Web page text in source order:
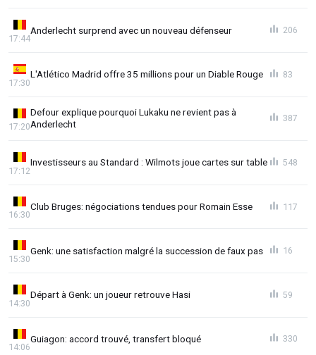
Anderlecht surprend avec un nouveau défenseur
17:44
206
L'Atlético Madrid offre 35 millions pour un Diable Rouge
17:30
83
Defour explique pourquoi Lukaku ne revient pas à
Anderlecht
17:20
387
Investisseurs au Standard : Wilmots joue cartes sur table
17:12
548
Club Bruges: négociations tendues pour Romain Esse
16:30
117
Genk: une satisfaction malgré la succession de faux pas
15:30
16
Départ à Genk: un joueur retrouve Hasi
14:30
59
Guiagon: accord trouvé, transfert bloqué
14:06
330